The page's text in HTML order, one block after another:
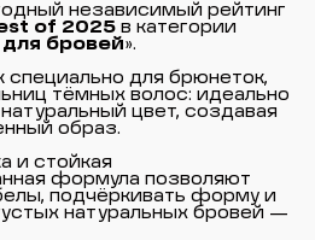
независимый рейтинг
of 2025 в категории
бровей».
для брюнеток,
тёмных волос: идеально
цвет, создавая
образ.
и стойкая
формула позволяют
подчёркивать форму и
натуральных бровей —